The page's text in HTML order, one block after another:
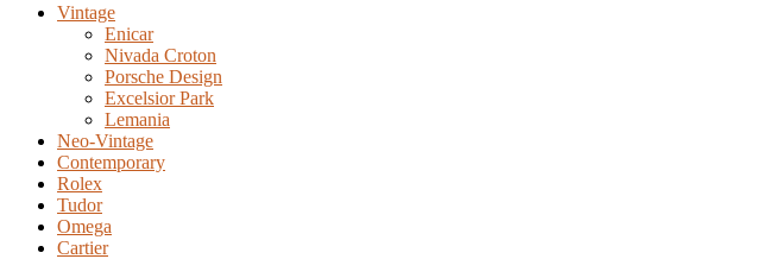
Vintage
Enicar
Nivada Croton
Porsche Design
Excelsior Park
Lemania
Neo-Vintage
Contemporary
Rolex
Tudor
Omega
Cartier